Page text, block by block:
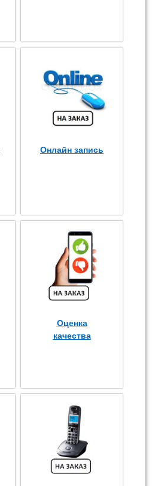
Онлайн запись
Оценка
качества